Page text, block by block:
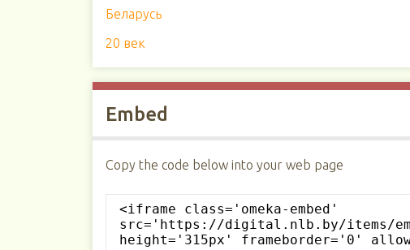
Беларусь
20 век
Embed
Copy the code below into your web page